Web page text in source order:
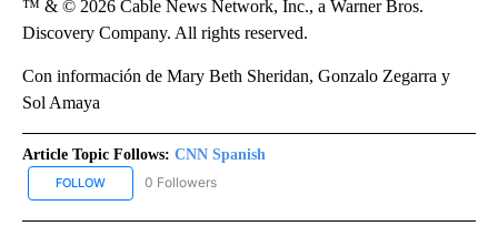
™ & © 2026 Cable News Network, Inc., a Warner Bros.
Discovery Company. All rights reserved.
Con información de Mary Beth Sheridan, Gonzalo Zegarra y
Sol Amaya
Article Topic Follows: CNN Spanish
FOLLOW FOLLOW "CNN SPANISH" TO RECEIVE NOTIFICATIONS ABOUT
0 Followers